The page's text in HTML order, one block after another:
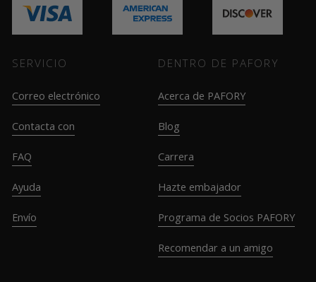
SERVICIO
Correo electrónico
Contacta con
FAQ
Ayuda
Envío
DENTRO DE PAFORY
Acerca de PAFORY
Blog
Carrera
Hazte embajador
Programa de Socios PAFORY
Recomendar a un amigo